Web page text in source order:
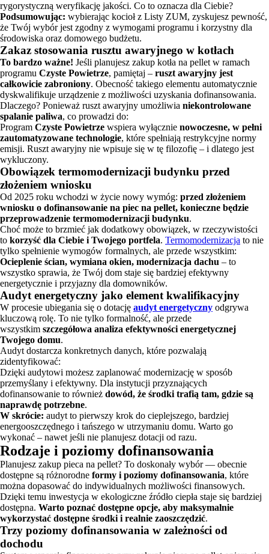
rygorystyczną weryfikację jakości. Co to oznacza dla Ciebie?
Podsumowując: wybierając kocioł z Listy ZUM, zyskujesz pewność,
że Twój wybór jest zgodny z wymogami programu i korzystny dla
środowiska oraz domowego budżetu.
Zakaz stosowania rusztu awaryjnego w kotłach
To bardzo ważne! Jeśli planujesz zakup kotła na pellet w ramach
programu Czyste Powietrze, pamiętaj – ruszt awaryjny jest
całkowicie zabroniony. Obecność takiego elementu automatycznie
dyskwalifikuje urządzenie z możliwości uzyskania dofinansowania.
Dlaczego? Ponieważ ruszt awaryjny umożliwia niekontrolowane
spalanie paliwa, co prowadzi do:
Program Czyste Powietrze wspiera wyłącznie nowoczesne, w pełni
zautomatyzowane technologie, które spełniają restrykcyjne normy
emisji. Ruszt awaryjny nie wpisuje się w tę filozofię – i dlatego jest
wykluczony.
Obowiązek termomodernizacji budynku przed
złożeniem wniosku
Od 2025 roku wchodzi w życie nowy wymóg: przed złożeniem
wniosku o dofinansowanie na piec na pellet, konieczne będzie
przeprowadzenie termomodernizacji budynku.
Choć może to brzmieć jak dodatkowy obowiązek, w rzeczywistości
to korzyść dla Ciebie i Twojego portfela. Termomodernizacja to nie
tylko spełnienie wymogów formalnych, ale przede wszystkim:
Ocieplenie ścian, wymiana okien, modernizacja dachu – to
wszystko sprawia, że Twój dom staje się bardziej efektywny
energetycznie i przyjazny dla domowników.
Audyt energetyczny jako element kwalifikacyjny
W procesie ubiegania się o dotację audyt energetyczny odgrywa
kluczową rolę. To nie tylko formalność, ale przede
wszystkim szczegółowa analiza efektywności energetycznej
Twojego domu.
Audyt dostarcza konkretnych danych, które pozwalają
zidentyfikować:
Dzięki audytowi możesz zaplanować modernizację w sposób
przemyślany i efektywny. Dla instytucji przyznających
dofinansowanie to również dowód, że środki trafią tam, gdzie są
naprawdę potrzebne.
W skrócie: audyt to pierwszy krok do cieplejszego, bardziej
energooszczędnego i tańszego w utrzymaniu domu. Warto go
wykonać – nawet jeśli nie planujesz dotacji od razu.
Rodzaje i poziomy dofinansowania
Planujesz zakup pieca na pellet? To doskonały wybór — obecnie
dostępne są różnorodne formy i poziomy dofinansowania, które
można dopasować do indywidualnych możliwości finansowych.
Dzięki temu inwestycja w ekologiczne źródło ciepła staje się bardziej
dostępna. Warto poznać dostępne opcje, aby maksymalnie
wykorzystać dostępne środki i realnie zaoszczędzić.
Trzy poziomy dofinansowania w zależności od
dochodu